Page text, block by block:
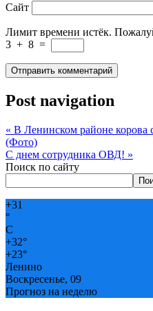
Сайт
Лимит времени истёк.
3 + 8 =
Post navigation
« В Ленинском районе
(Фото)
С днем сотрудника ОВД! »
Поиск по сайту
+31
°
C
+32°
+23°
Ленино
Воскресенье, 09
Прогноз на неделю